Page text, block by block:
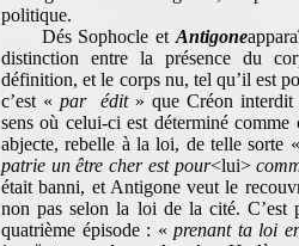
politique.
Dés Sophocle et Antigone
distinction entre la présence du
définition, et le corps nu, tel qu’il est
c’est «par édit» que Créon interdit
sens où celui-ci est déterminé comme
abjecte, rebelle à la loi, de telle sorte
patrie un être cher est pour<lui>
était banni, et Antigone veut le
non pas selon la loi de la cité. C’est
quatrième épisode : « prenant ta loi